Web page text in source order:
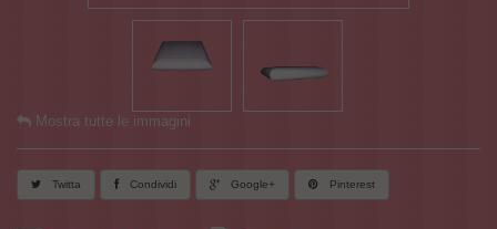
Mostra tutte le immagini
Twitta Condividi Google+ Pinterest